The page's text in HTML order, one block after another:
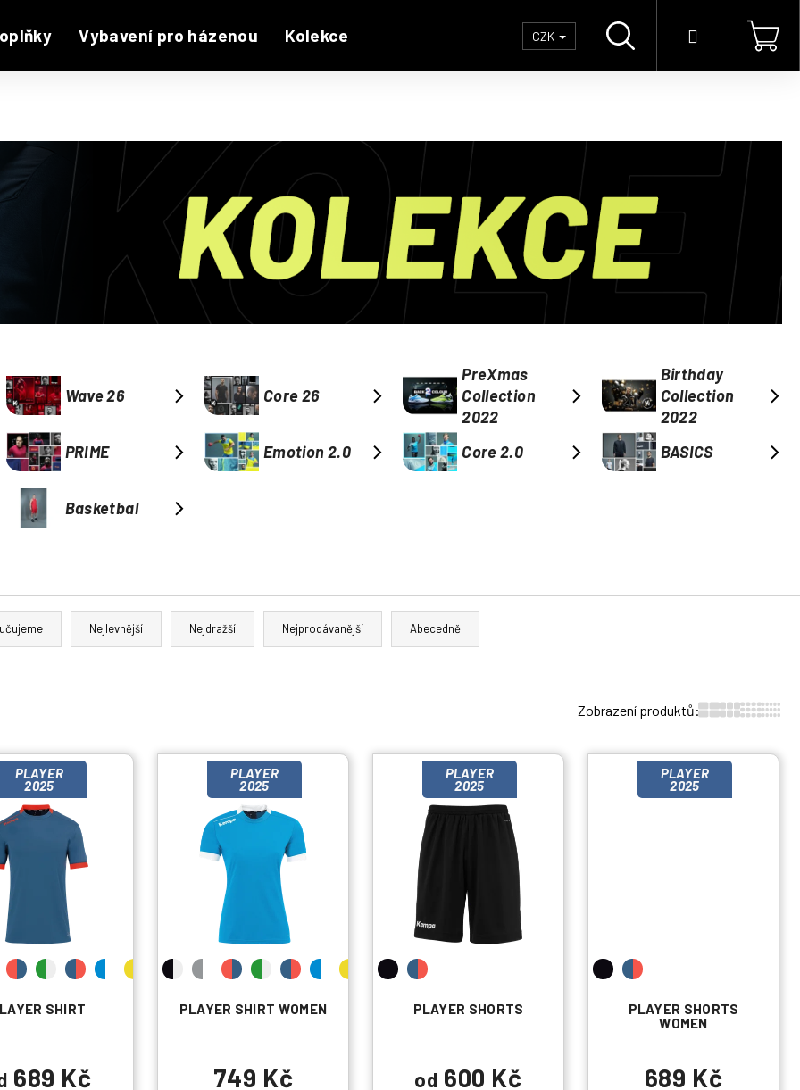
Vybavení pro házenou Kolekce CZK Hledat Přihlášení
Wave 26 Core 26
PreXmas
Collection
2022
Birthday
Collection
2022
PRIME Emotion 2.0 Core 2.0 BASICS
Basketbal
Nejlevnější Nejdražší Nejprodávanější Abecedně
Zobrazení produktů:
PLAYER
2025
SHIRT
689 Kč
PLAYER
2025
PLAYER SHIRT WOMEN
749 Kč
PLAYER
2025
PLAYER SHORTS
od 600 Kč
PLAYER
2025
PLAYER SHORTS
WOMEN
689 Kč